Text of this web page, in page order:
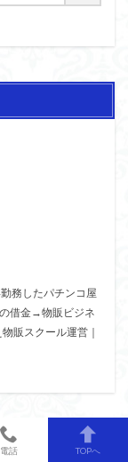
務したパチンコ屋
借金→物販ビジネ
販スクール運営｜
電話 TOPへ